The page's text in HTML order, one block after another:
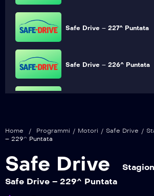
Safe Drive – 227^ Puntata
Safe Drive – 226^ Puntata
Home / Programmi / Motori / Safe Drive /
– 229^ Puntata
Safe Drive
Safe Drive – 229^ Puntata